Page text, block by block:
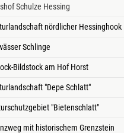
Schulze Hessing
nördlicher Hessinghook
Schlinge
Bildstock am Hof Horst
"Depe Schlatt"
"Bietenschlatt"
mit historischem Grenzstein